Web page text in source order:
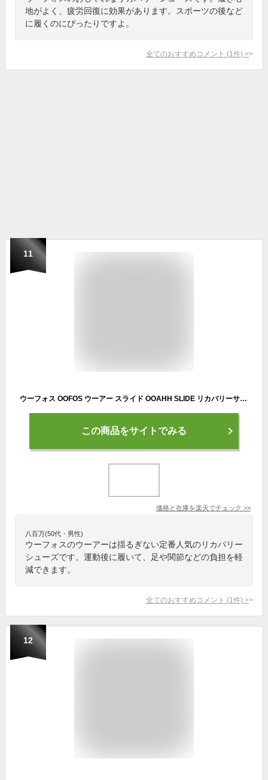
地がよく、疲労回復に効果があります。スポーツの後など
に履くのにぴったりですよ。
全てのおすすめコメント (1 件) >
11
ウーフォス OOFOS ウーアー スライド OOAHH SLIDE リカバリーサンダル メンズ 男性用 レディース 女性用 ブラック 黒 ネイビー 紺 22cm 23cm 24cm 25cm 26cm 27cm 28cm 29cm 30cm 31cm 1100
この商品をサイトでみる
価格と在庫を楽天でチェック >>
八百万(50代・男性)
ウーフォスのウーアーは揺るぎない定番人気のリカバリー
シューズです。運動後に履いて、足や関節などの負担を軽
減できます。
全てのおすすめコメント (1 件) >
12